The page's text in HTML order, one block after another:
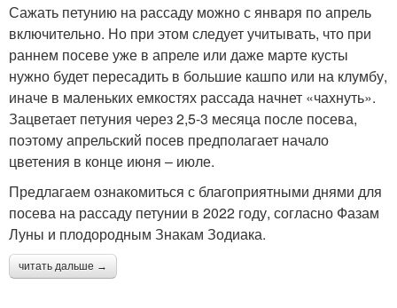
Сажать петунию на рассаду можно с января по апрель
включительно. Но при этом следует учитывать, что при
раннем посеве уже в апреле или даже марте кусты
нужно будет пересадить в большие кашпо или на клумбу,
иначе в маленьких емкостях рассада начнет «чахнуть».
Зацветает петуния через 2,5-3 месяца после посева,
поэтому апрельский посев предполагает начало
цветения в конце июня – июле.
Предлагаем ознакомиться с благоприятными днями для
посева на рассаду петунии в 2022 году, согласно Фазам
Луны и плодородным Знакам Зодиака.
читать дальше →